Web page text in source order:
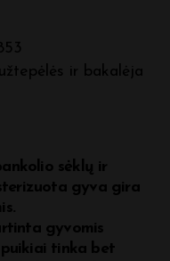
užtepėlės ir bakalėja
sėklų ir
gyva gira
gyvomis
tinka bet